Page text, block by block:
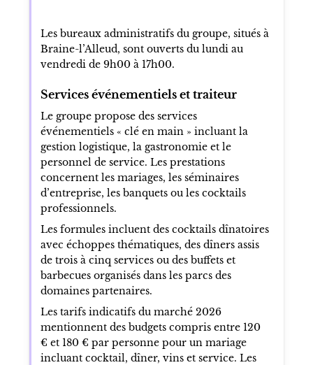
Les bureaux administratifs du groupe, situés à
Braine-l’Alleud, sont ouverts du lundi au
vendredi de 9h00 à 17h00.
Services événementiels et traiteur
Le groupe propose des services
événementiels « clé en main » incluant la
gestion logistique, la gastronomie et le
personnel de service. Les prestations
concernent les mariages, les séminaires
d’entreprise, les banquets ou les cocktails
professionnels.
Les formules incluent des cocktails dînatoires
avec échoppes thématiques, des dîners assis
de trois à cinq services ou des buffets et
barbecues organisés dans les parcs des
domaines partenaires.
Les tarifs indicatifs du marché 2026
mentionnent des budgets compris entre 120
€ et 180 € par personne pour un mariage
incluant cocktail, dîner, vins et service. Les